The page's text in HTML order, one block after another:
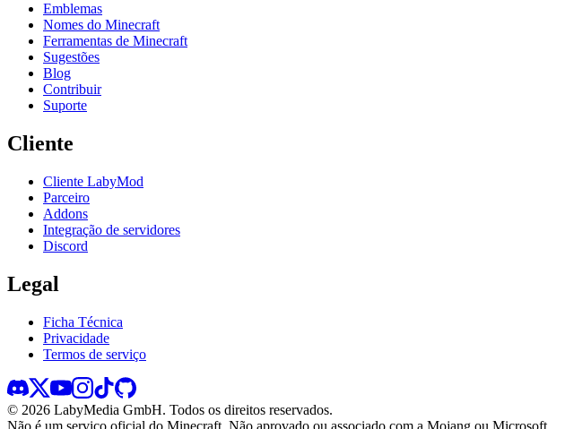
Emblemas
Nomes do Minecraft
Ferramentas de Minecraft
Sugestões
Blog
Contribuir
Suporte
Cliente
Cliente LabyMod
Parceiro
Addons
Integração de servidores
Discord
Legal
Ficha Técnica
Privacidade
Termos de serviço
© 2026 LabyMedia GmbH. Todos os direitos reservados.
Não é um serviço oficial do Minecraft. Não aprovado ou associado com a Mojang ou Microsoft.